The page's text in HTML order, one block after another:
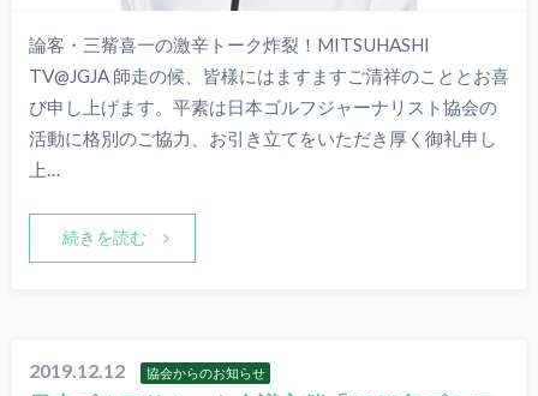
論客・三觜喜一の激辛トーク炸裂！MITSUHASHI
TV@JGJA 師走の候、皆様にはますますご清祥のこととお喜
び申し上げます。平素は日本ゴルフジャーナリスト協会の
活動に格別のご協力、お引き立てをいただき厚く御礼申し
上…
続きを読む
2019.12.12 協会からのお知らせ